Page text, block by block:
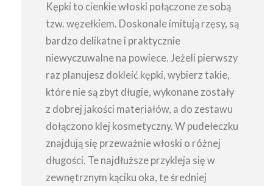
Kępki to cienkie włoski połączone ze sobą
tzw. węzełkiem. Doskonale imitują rzęsy, są
bardzo delikatne i praktycznie
niewyczuwalne na powiece. Jeżeli pierwszy
raz planujesz dokleić kępki, wybierz takie,
które nie są zbyt długie, wykonane zostały
z dobrej jakości materiałów, a do zestawu
dołączono klej kosmetyczny. W pudełeczku
znajdują się przeważnie włoski o różnej
długości. Te najdłuższe przykleja się w
zewnętrznym kąciku oka, te średniej